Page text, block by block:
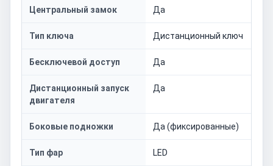
Центральный замок Да
Тип ключа Дистанционный ключ
Бесключевой доступ Да
Дистанционный запуск
двигателя
Да
Боковые подножки Да (фиксированные)
Тип фар LED